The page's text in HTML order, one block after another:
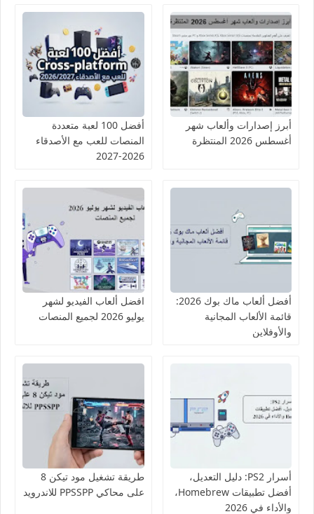
أبرز إصدارات وألعاب شهر
أغسطس 2026 المنتظرة
أفضل 100 لعبة متعددة
المنصات للعب مع الأصدقاء
2026-2027
أفضل ألعاب ماك بوك 2026:
قائمة الألعاب المجانية
والأوفلاين
افضل ألعاب الفيديو لشهر
يوليو 2026 لجميع المنصات
أسرار PS2: دليل التعديل،
أفضل تطبيقات Homebrew،
والأداء في 2026
طريقة تشغيل مود تيكن 8
على محاكي PPSSPP للاندرويد